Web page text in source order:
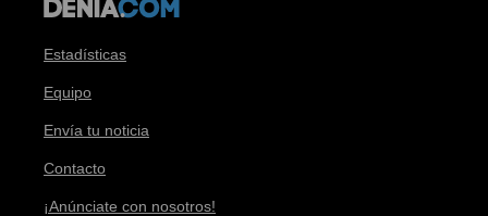
Estadísticas
Equipo
Envía tu noticia
Contacto
¡Anúnciate con nosotros!